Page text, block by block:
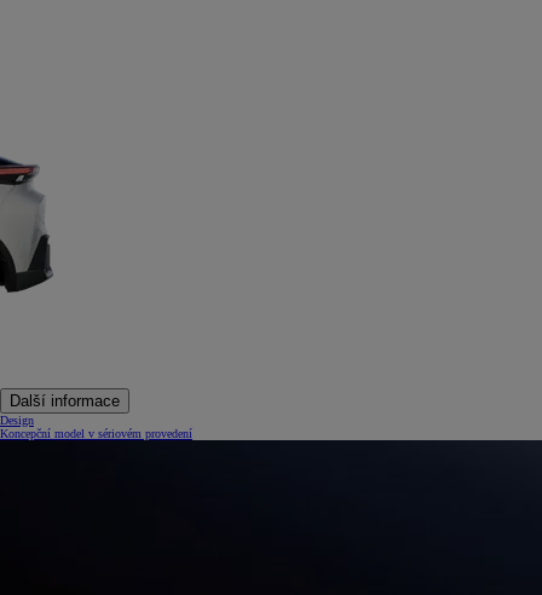
Další informace
Design
Koncepční model v sériovém provedení